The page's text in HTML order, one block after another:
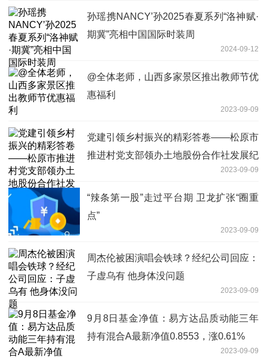
孙瑶携NANCY’孙2025春夏系列“洛神赋·
期冀”亮相中国国际时装周
2024-09-12
@全体老师，山西多家景区推出教师节优
惠福利
2023-09-09
党建引领乡村振兴的精彩答卷——松原市
推进村党支部领办土地股份合作社发展纪
2023-09-09
“辣条第一股”走过平台期 卫龙扩张“圈重
点”
2023-09-09
周杰伦被困演唱会铁球？经纪公司回应：
子虚乌有 他身体没问题
2023-09-09
9月8日基金净值：易方达品质动能三年
持有混合A最新净值0.8553，涨0.61%
2023-09-09